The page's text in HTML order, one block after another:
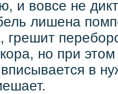
и вовсе не
лишена
грешит
но при
в